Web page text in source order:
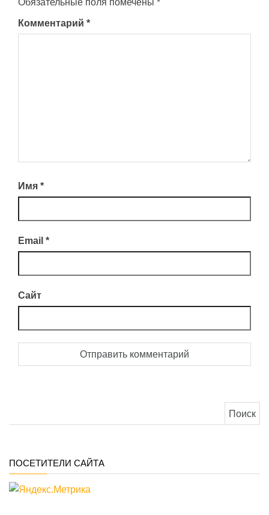
Обязательные поля помечены *
Комментарий *
Имя *
Email *
Сайт
ПОСЕТИТЕЛИ САЙТА